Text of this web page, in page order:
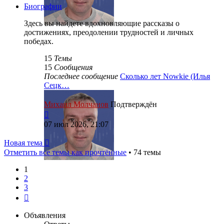
сообщению
Биографии
Здесь вы найдете вдохновляющие рассказы о
достижениях, преодолении трудностей и личных
победах.
15 Темы
15 Сообщения
Последнее сообщение Сколько лет Nowkie (Илья
Сецк…
Михаил Молчанов Подтверждён
Перейти
к
последнему
сообщению
07 июл 2026, 21:07
Новая тема
Отметить все темы как прочтённые • 74 темы
1
2
3
Объявления